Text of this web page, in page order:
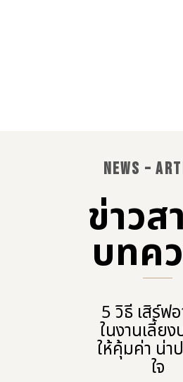
NEWS –
ข่าวส
บทค
5 วิธี เสิร์ฟ
ในงานเลี้ย
ให้คุ้มค่า น่า
ใจ